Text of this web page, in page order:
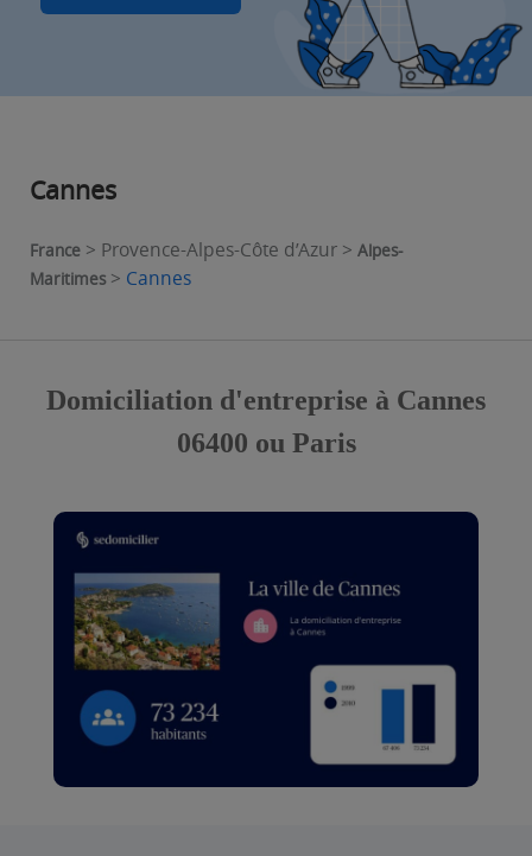
Cannes
France > Provence-Alpes-Côte d’Azur > Alpes-
Maritimes> Cannes
Domiciliation d'entreprise à Cannes
06400 ou Paris